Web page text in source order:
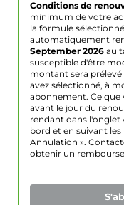
Conditions de
minimum de votre
la formule
automatiquement
September 2026 au
susceptible d'être
montant sera
avez sélectionné, à
abonnement. Ce
avant le jour du
rendant dans l'onglet
bord et en suivant
Annulation ».
obtenir un